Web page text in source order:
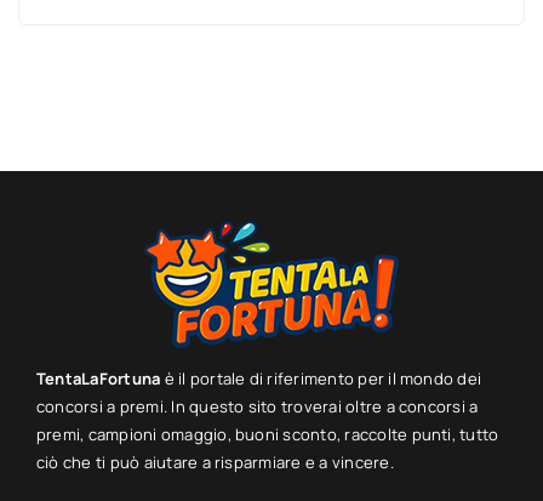
TentaLaFortuna è il portale di riferimento per il mondo dei
concorsi a premi. In questo sito troverai oltre a concorsi a
premi, campioni omaggio, buoni sconto, raccolte punti, tutto
ciò che ti può aiutare a risparmiare e a vincere.